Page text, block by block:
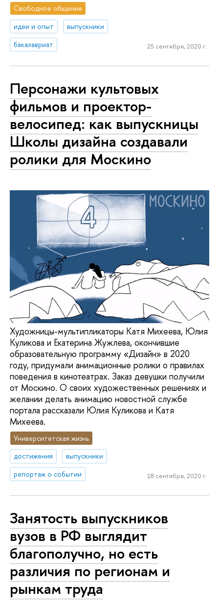
Свободное общение
идеи и опыт
выпускники
бакалавриат
25 сентября, 2020 г.
Персонажи культовых
фильмов и проектор-
велосипед: как выпускницы
Школы дизайна создавали
ролики для Москино
Художницы-мультипликаторы Катя Михеева, Юлия
Куликова и Екатерина Жужлева, окончившие
образовательную программу «Дизайн» в 2020
году, придумали анимационные ролики о правилах
поведения в кинотеатрах. Заказ девушки получили
от Москино. О своих художественных решениях и
желании делать анимацию новостной службе
портала рассказали Юлия Куликова и Катя
Михеева.
Университетская жизнь
достижения
выпускники
репортаж о событии
18 сентября, 2020 г.
Занятость выпускников
вузов в РФ выглядит
благополучно, но есть
различия по регионам и
рынкам труда